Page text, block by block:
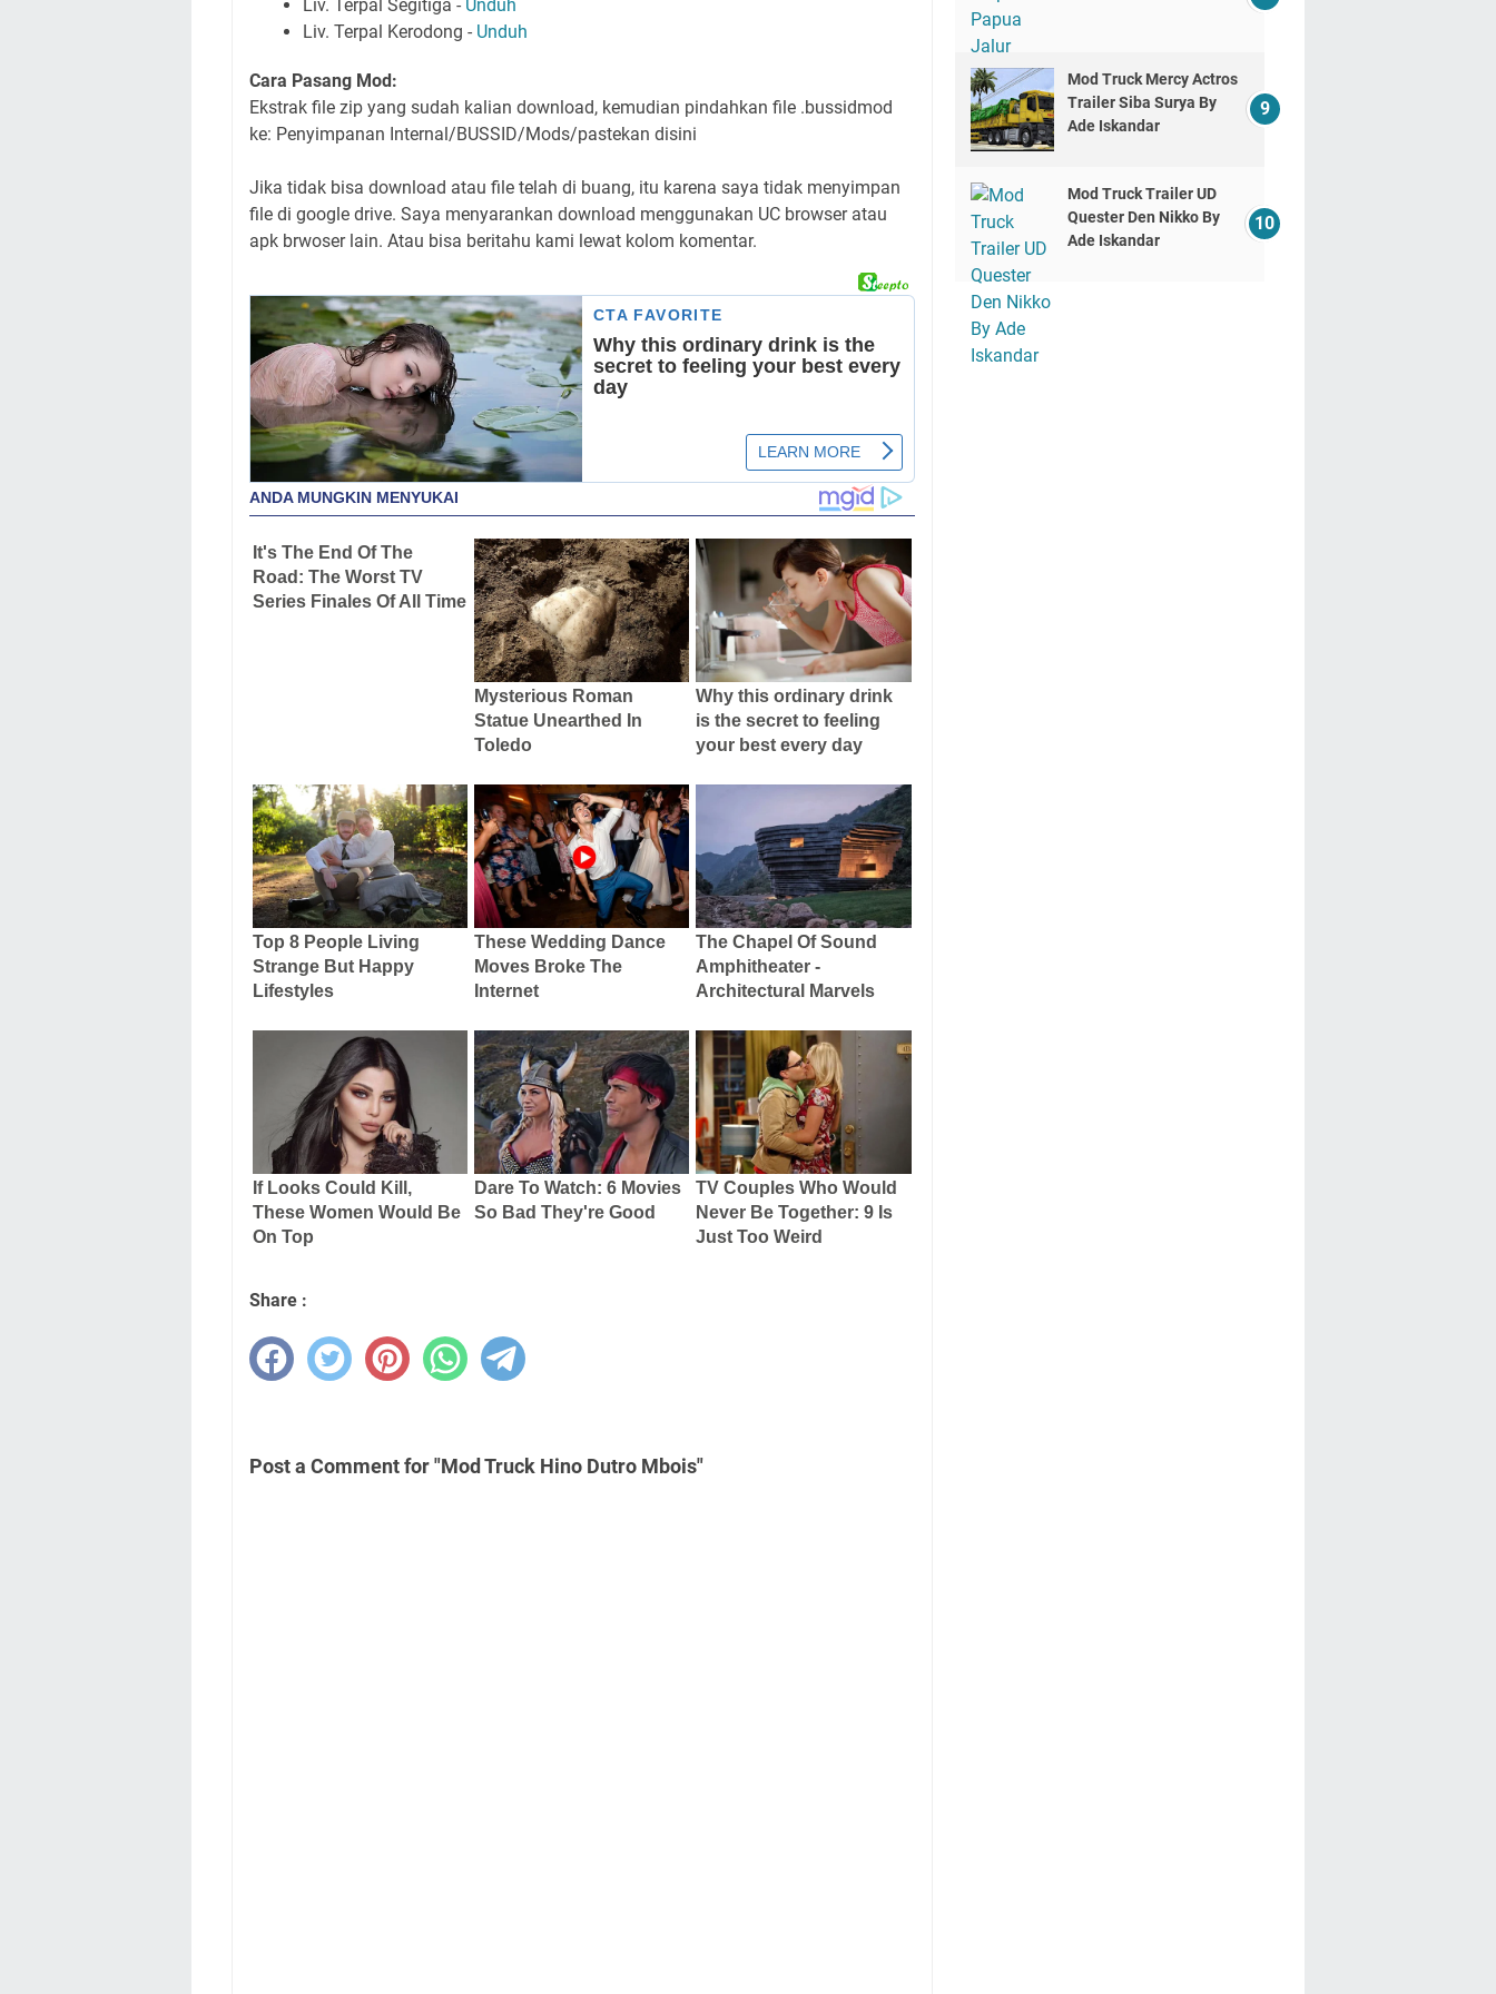
Liv. Terpal Segitiga - Unduh
Liv. Terpal Kerodong - Unduh
Cara Pasang Mod:
Ekstrak file zip yang sudah kalian download, kemudian pindahkan file .bussidmod
ke: Penyimpanan Internal/BUSSID/Mods/pastekan disini
Jika tidak bisa download atau file telah di buang, itu karena saya tidak menyimpan
file di google drive. Saya menyarankan download menggunakan UC browser atau
apk brwoser lain. Atau bisa beritahu kami lewat kolom komentar.
Share :
Post a Comment for "Mod Truck Hino Dutro Mbois"
Mod Truck Mercy Actros
Trailer Siba Surya By
Ade Iskandar
Mod Truck Trailer UD
Quester Den Nikko By
Ade Iskandar